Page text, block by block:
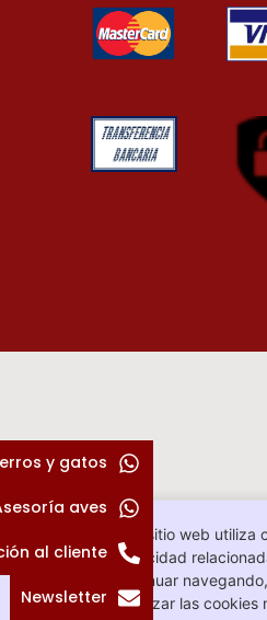
Este sitio web
publicidad
continuar
rechazar las cookies
y gatos
aves
al cliente
Newsletter